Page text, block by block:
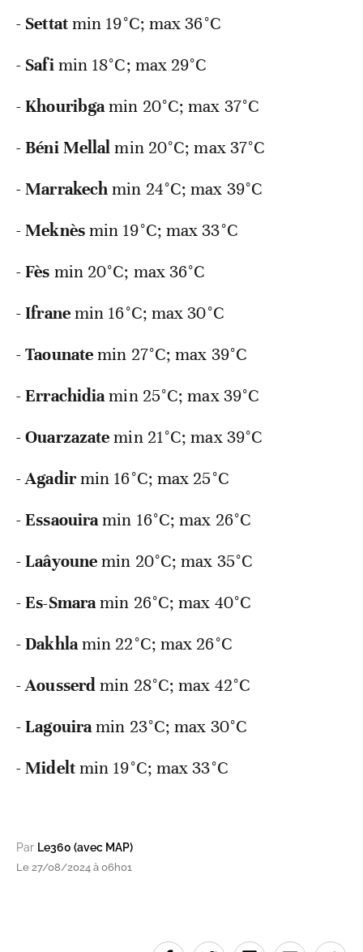
- Settatmin 19°C; max 36°C
- Safimin 18°C; max 29°C
-Khouribgamin 20°C; max 37°C
-Béni Mellalmin 20°C; max 37°C
-Marrakechmin 24°C; max 39°C
-Meknèsmin 19°C; max 33°C
-Fès min 20°C; max 36°C
-Ifranemin 16°C; max 30°C
-Taounatemin 27°C; max 39°C
-Errachidiamin 25°C; max 39°C
-Ouarzazatemin 21°C; max 39°C
-Agadirmin 16°C; max 25°C
-Essaouiramin 16°C; max 26°C
-Laâyounemin 20°C; max 35°C
-Es-Smaramin 26°C; max 40°C
-Dakhlamin 22°C; max 26°C
-Aousserdmin 28°C; max 42°C
-Lagouiramin 23°C; max 30°C
-Mideltmin 19°C; max 33°C
Par Le360 (avec MAP)
Le 27/08/2024 à 06h01